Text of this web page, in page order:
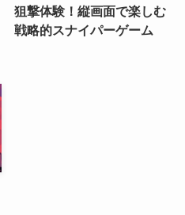
狙撃体験！縦画面で楽しむ
戦略的スナイパーゲーム